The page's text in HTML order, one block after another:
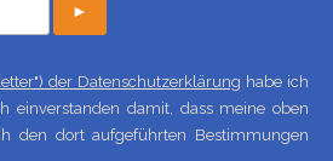
►
der Datenschutzerklärung habe ich
einverstanden damit, dass meine oben
den dort aufgeführten Bestimmungen